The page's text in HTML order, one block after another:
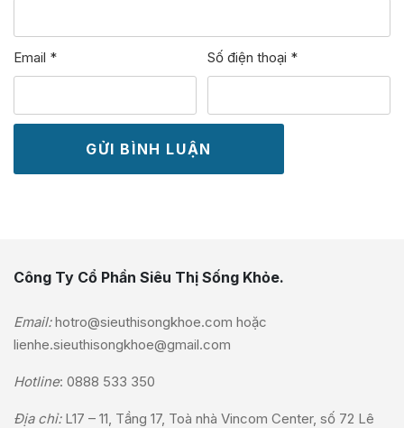
Email * Số điện thoại *
Công Ty Cổ Phần Siêu Thị Sống Khỏe.
Email: hotro@sieuthisongkhoe.com hoặc
lienhe.sieuthisongkhoe@gmail.com
Hotline: 0888 533 350
Địa chỉ: L17 – 11, Tầng 17, Toà nhà Vincom Center, số 72 Lê